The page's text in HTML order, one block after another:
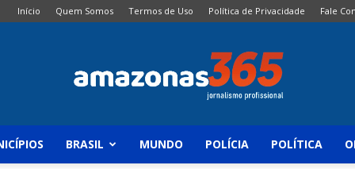
Início Quem Somos Termos de Uso Política de Privacidade Fale
BRASIL MUNDO POLÍCIA POLÍTICA